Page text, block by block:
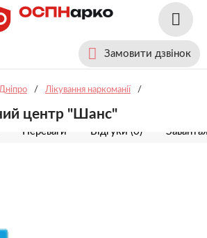
Замовити дзвінок
/ Лікування наркоманії /
центр "Шанс"
Переваги Відгуки (0)